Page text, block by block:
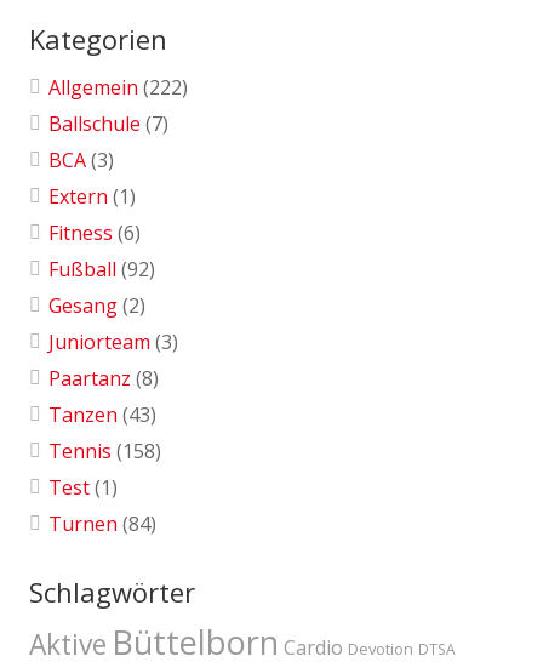
Kategorien
Allgemein (222)
Ballschule (7)
BCA(3)
Extern (1)
Fitness (6)
Fußball (92)
Gesang(2)
Juniorteam (3)
Paartanz (8)
Tanzen (43)
Tennis (158)
Test(1)
Turnen (84)
Schlagwörter
Aktive Büttelborn Cardio Devotion DTSA